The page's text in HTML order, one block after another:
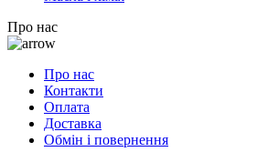
Про нас
Про нас
Контакти
Оплата
Доставка
Обмін і повернення